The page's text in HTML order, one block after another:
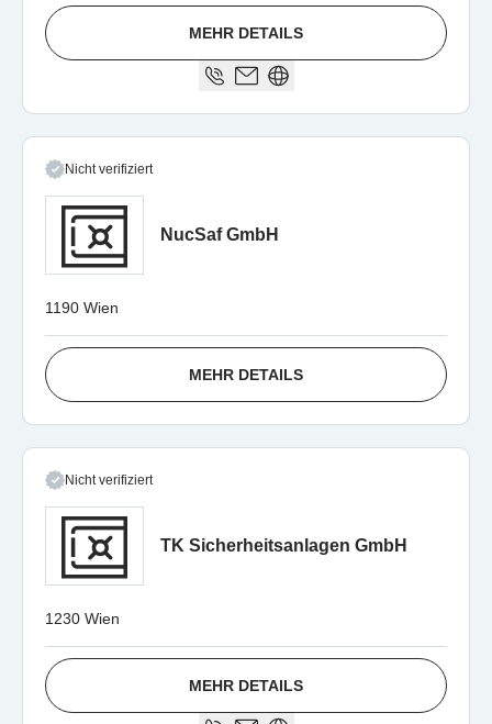
MEHR DETAILS
Nicht verifiziert
NucSaf GmbH
1190 Wien
MEHR DETAILS
Nicht verifiziert
TK Sicherheitsanlagen GmbH
1230 Wien
MEHR DETAILS